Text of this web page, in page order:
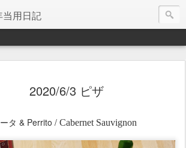
当用日記
2020/6/3 ピザ
タ & Perrito / Cabernet Sauvignon